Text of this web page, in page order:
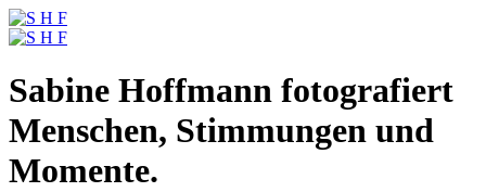
Sabine Hoffmann fotografiert
Menschen, Stimmungen und
Momente.